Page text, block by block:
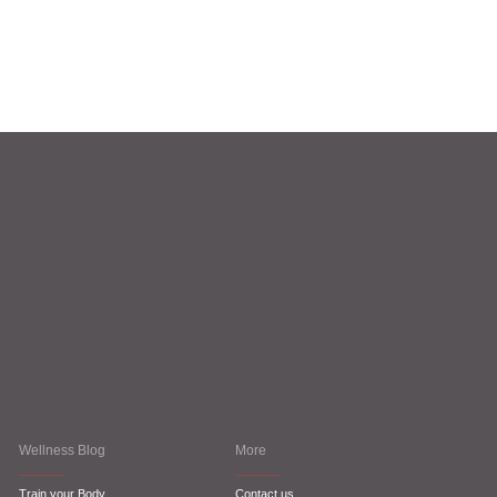
Wellness Blog
Train your Body
More
Contact us